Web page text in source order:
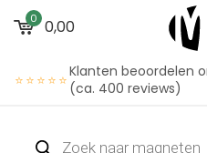
0 0,00
⭐⭐⭐⭐⭐Klanten beoordelen
(ca. 400 reviews)